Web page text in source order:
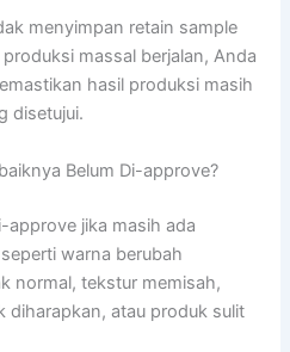
menyimpan retain sample
massal berjalan, Anda
hasil produksi masih
disetujui.
Belum Di-approve?
approve jika masih ada
warna berubah
normal, tekstur memisah,
diharapkan, atau produk sulit